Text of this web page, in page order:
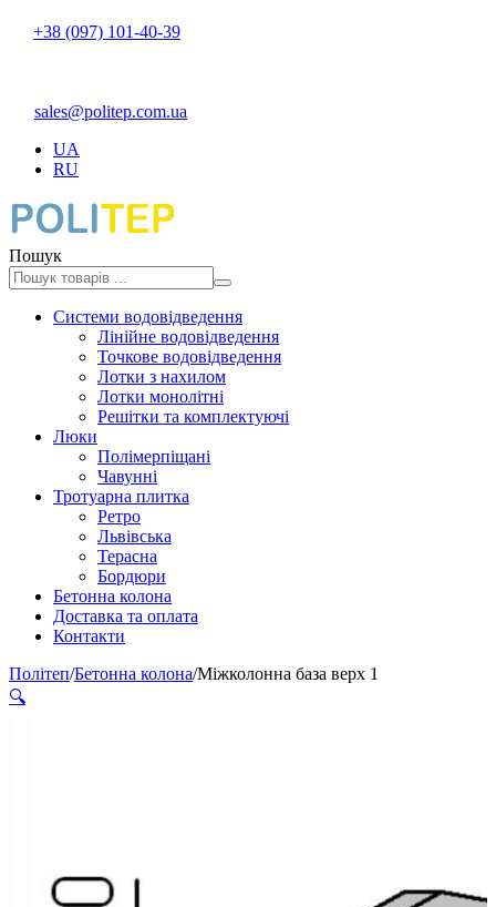
+38 (097) 101-40-39
sales@politep.com.ua
UA
RU
Пошук
Системи водовідведення
Лінійне водовідведення
Точкове водовідведення
Лотки з нахилом
Лотки монолітні
Решітки та комплектуючі
Люки
Полімерпіщані
Чавунні
Тротуарна плитка
Ретро
Львівська
Терасна
Бордюри
Бетонна колона
Доставка та оплата
Контакти
Політеп/Бетонна колона/Міжколонна база верх 1
🔍